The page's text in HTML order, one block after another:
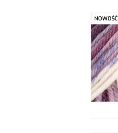
NOWOŚĆ